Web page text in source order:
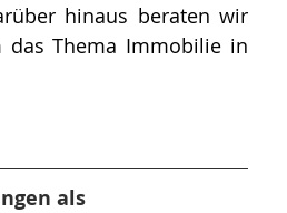
hinaus beraten wir
das Thema Immobilie in
als